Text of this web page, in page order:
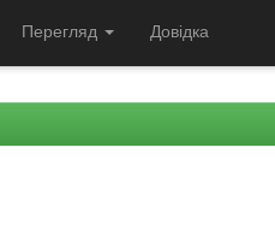
Перегляд Довідка